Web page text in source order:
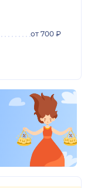
от 700 ₽